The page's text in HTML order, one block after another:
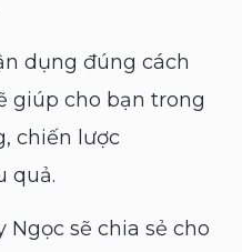
dụng đúng cách
giúp cho bạn trong
chiến lược
quả.
sẽ chia sẻ cho